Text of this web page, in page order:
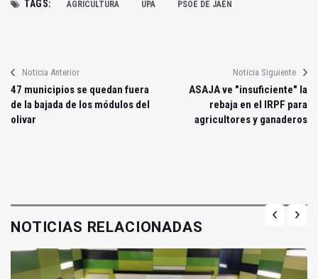
TAGS: AGRICULTURA UPA PSOE DE JAÉN
Noticia Anterior
47 municipios se quedan fuera
de la bajada de los módulos del
olivar
Noticia Siguiente
ASAJA ve "insuficiente" la
rebaja en el IRPF para
agricultores y ganaderos
NOTICIAS RELACIONADAS